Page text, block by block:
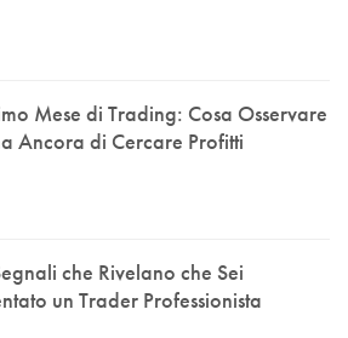
Mese di Trading: Cosa Osservare
Ancora di Cercare Profitti
che Rivelano che Sei
un Trader Professionista